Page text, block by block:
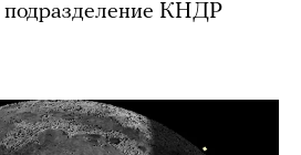
подразделение КНДР